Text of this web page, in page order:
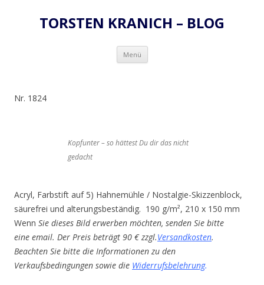
TORSTEN KRANICH – BLOG
Menü Zum
springen
Nr. 1824
Kopfunter – so hättest Du dir das nicht
gedacht
Acryl, Farbstift auf 5) Hahnemühle / Nostalgie-Skizzenblock,
säurefrei und alterungsbeständig. 190 g/m², 210 x 150 mm
Wenn Sie dieses Bild erwerben möchten, senden Sie bitte
eine email. Der Preis beträgt 90 € zzgl.Versandkosten.
Beachten Sie bitte die Informationen zu den
Verkaufsbedingungen sowie die Widerrufsbelehrung.